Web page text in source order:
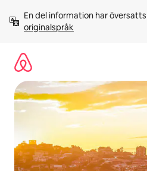
innehåll
En del information har
originalspråk